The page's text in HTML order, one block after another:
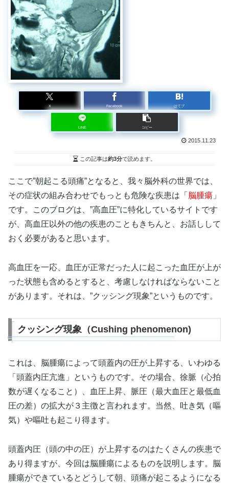
X Facebook はてブ
LINE コピー
2015.11.23
この記事は約3分で読めます。
ここで”朝起こる頭痛”となると、我々脳外科の世界では、
その症状の組み合わせでもっとも危険な疾患は「 脳腫瘍 」
です。このブログは、”高血圧”に特化しているサイトです
が、高血圧以外の他の疾患のこともきちんと、お話しして
おく必要があると思います。
高血圧を一応、血圧が正常だった人に起こった血圧が上が
った状態も含めるとすると、考慮しなければならないこと
があります。それは、”クッシング現象”というものです。
クッシング現象（Cushing phenomenon)
これは、脳腫瘍によって頭蓋内の圧が上昇する、いわゆる
「頭蓋内圧亢進」というものです。その場合、徐脈（心拍
数が遅くなること）、血圧上昇、脈圧（最大血圧と最低血
圧の差）の拡大が３主徴と言われます。当然、吐き気（嘔
気）や嘔吐も起こり得ます。
頭蓋内圧（頭の中の圧）が上昇するのはたくさんの疾患で
あり得ますが、今回は脳腫瘍によるものを説明します。脳
腫瘍ができているとどうして朝、頭痛が起こるようになる